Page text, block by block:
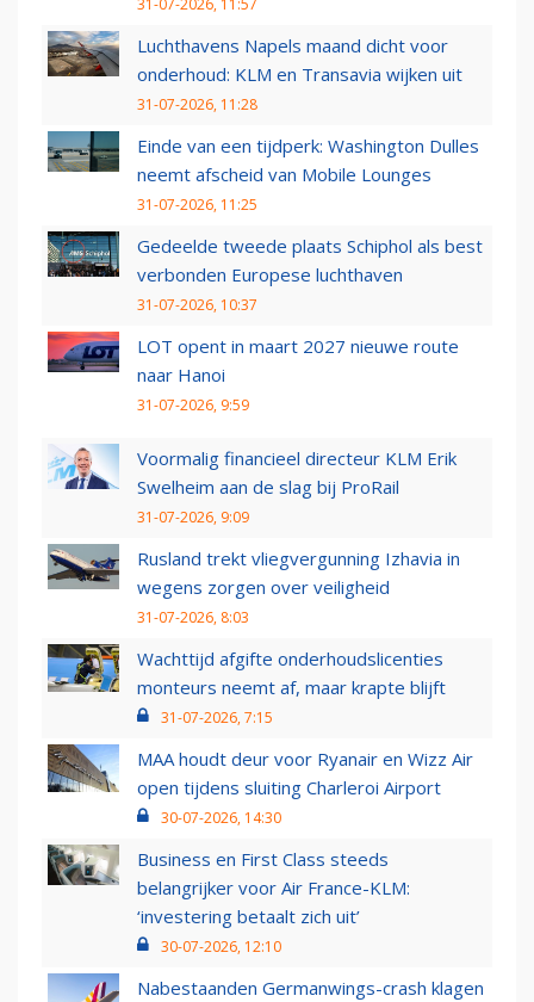
31-07-2026, 11:57
Luchthavens Napels maand dicht voor
onderhoud: KLM en Transavia wijken uit
31-07-2026, 11:28
Einde van een tijdperk: Washington Dulles
neemt afscheid van Mobile Lounges
31-07-2026, 11:25
Gedeelde tweede plaats Schiphol als best
verbonden Europese luchthaven
31-07-2026, 10:37
LOT opent in maart 2027 nieuwe route
naar Hanoi
31-07-2026, 9:59
Voormalig financieel directeur KLM Erik
Swelheim aan de slag bij ProRail
31-07-2026, 9:09
Rusland trekt vliegvergunning Izhavia in
wegens zorgen over veiligheid
31-07-2026, 8:03
Wachttijd afgifte onderhoudslicenties
monteurs neemt af, maar krapte blijft
31-07-2026, 7:15
MAA houdt deur voor Ryanair en Wizz Air
open tijdens sluiting Charleroi Airport
30-07-2026, 14:30
Business en First Class steeds
belangrijker voor Air France-KLM:
‘investering betaalt zich uit’
30-07-2026, 12:10
Nabestaanden Germanwings-crash klagen